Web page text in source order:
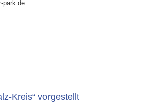
park.de
Kreis“ vorgestellt